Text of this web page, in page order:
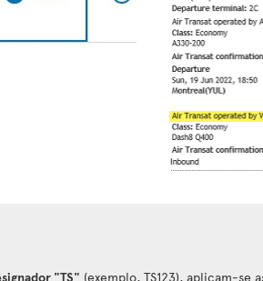
"TS" (exemplo, TS123), aplicam-se